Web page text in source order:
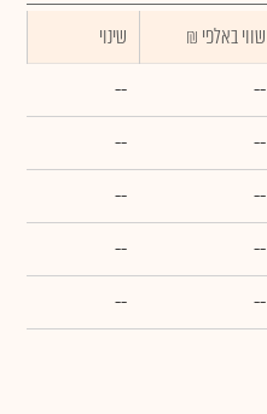
₪ שווי באלפי
שינוי
--
--
--
--
--
--
--
--
--
--